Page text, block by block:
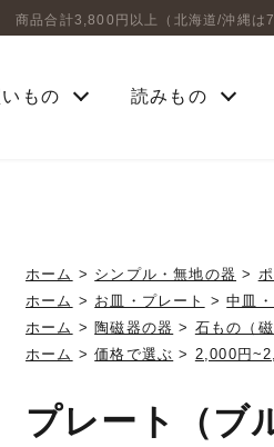
商品合計3,800円以上（北海道/沖縄は
もの 読みもの
ホーム > シンプル・無地の器 >
ホーム > お皿・プレート >中皿・
ホーム > 陶磁器の器 > 石もの（
ホーム >価格で選ぶ > 2,000円
プレート（ブ